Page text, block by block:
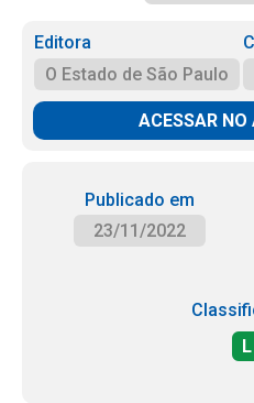
Editora
O Estado de São Paulo
ACESSAR
Publicado em
23/11/2022
L